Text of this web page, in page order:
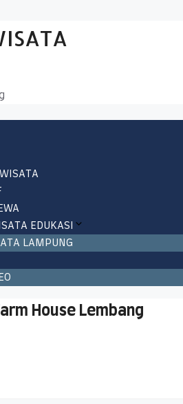
EDUKASI
LAMPUNG
House Lembang